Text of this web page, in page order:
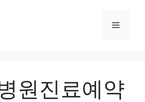
메
원진료예약